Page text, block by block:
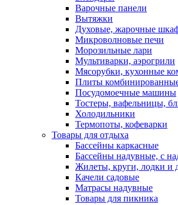
Варочные панели
Вытяжки
Духовые, жарочные
Микроволновые печи
Морозильные лари
Мультиварки, аэрогрили
Мясорубки, кухонные
Плиты
Посудомоечные машины
Тостеры, вафельницы,
Холодильники
Термопоты, кофеварки
Товары для отдыха
Бассейны каркасные
Бассейны надувные, с
Жилеты, круги, лодки и
Качели садовые
Матрасы надувные
Товары для пикника